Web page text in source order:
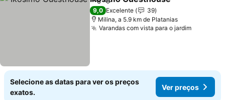
PartilharAdicionar aos favoritos
9,0 Excelente
39
Milina, a 5.9 km de Platanias
Varandas com vista para o jardimVer
Selecione as datas para ver os preços
exatos.
Ver preços